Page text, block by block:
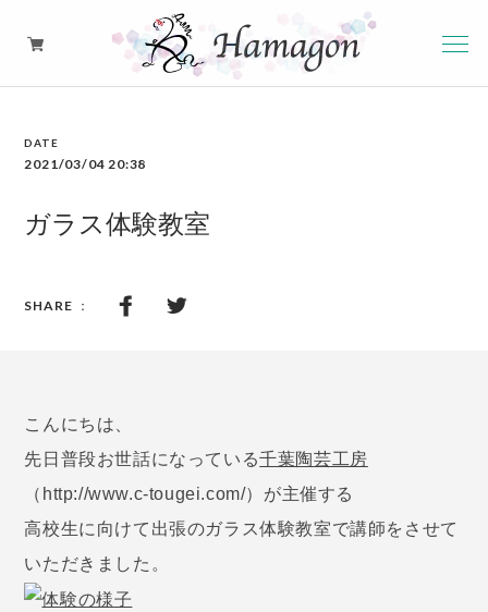
ピアス・イヤリング・イヤーカフ
ガラス体験教室
2021/03/04 20:38
こんにちは、
先日普段お世話になっている千葉陶芸工房
（http://www.c-tougei.com/）が主催する
高校生に向けて出張のガラス体験教室で講師をさせて
いただきました。